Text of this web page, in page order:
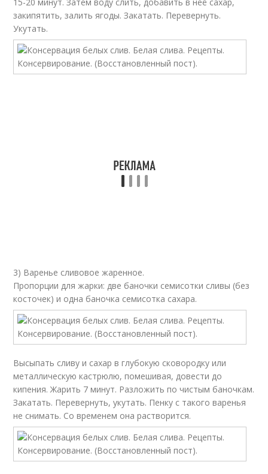
закипятить, залить ягоды. Закатать. Перевернуть.
Укутать.
3) Варенье сливовое жаренное.
Пропорции для жарки: две баночки семисотки сливы (без
косточек) и одна баночка семисотка сахара.
Высыпать сливу и сахар в глубокую сковородку или
металлическую кастрюлю, помешивая, довести до
кипения. Жарить 7 минут. Разложить по чистым баночкам.
Закатать. Перевернуть, укутать. Пенку с такого варенья
не снимать. Со временем она растворится.